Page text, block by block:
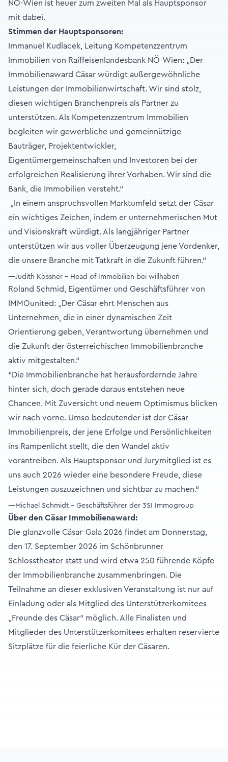
NÖ-Wien ist heuer zum zweiten Mal als Hauptsponsor
mit dabei.
Stimmen der Hauptsponsoren:
Immanuel Kudlacek, Leitung Kompetenzzentrum
Immobilien von Raiffeisenlandesbank NÖ-Wien: „Der
Immobilienaward Cäsar würdigt außergewöhnliche
Leistungen der Immobilienwirtschaft. Wir sind stolz,
diesen wichtigen Branchenpreis als Partner zu
unterstützen. Als Kompetenzzentrum Immobilien
begleiten wir gewerbliche und gemeinnützige
Bauträger, Projektentwickler,
Eigentümergemeinschaften und Investoren bei der
erfolgreichen Realisierung ihrer Vorhaben. Wir sind die
Bank, die Immobilien versteht.“
„In einem anspruchsvollen Marktumfeld setzt der Cäsar
ein wichtiges Zeichen, indem er unternehmerischen Mut
und Visionskraft würdigt. Als langjähriger Partner
unterstützen wir aus voller Überzeugung jene Vordenker,
die unsere Branche mit Tatkraft in die Zukunft führen.“
—Judith Kössner - Head of Immobilien bei willhaben
Roland Schmid, Eigentümer und Geschäftsführer von
IMMOunited: „Der Cäsar ehrt Menschen aus
Unternehmen, die in einer dynamischen Zeit
Orientierung geben, Verantwortung übernehmen und
die Zukunft der österreichischen Immobilienbranche
aktiv mitgestalten.“
“Die Immobilienbranche hat herausfordernde Jahre
hinter sich, doch gerade daraus entstehen neue
Chancen. Mit Zuversicht und neuem Optimismus blicken
wir nach vorne. Umso bedeutender ist der Cäsar
Immobilienpreis, der jene Erfolge und Persönlichkeiten
ins Rampenlicht stellt, die den Wandel aktiv
vorantreiben. Als Hauptsponsor und Jurymitglied ist es
uns auch 2026 wieder eine besondere Freude, diese
Leistungen auszuzeichnen und sichtbar zu machen.“
—Michael Schmidt - Geschäftsführer der 3SI Immogroup
Über den Cäsar Immobilienaward:
Die glanzvolle Cäsar-Gala 2026 findet am Donnerstag,
den 17. September 2026 im Schönbrunner
Schlosstheater statt und wird etwa 250 führende Köpfe
der Immobilienbranche zusammenbringen. Die
Teilnahme an dieser exklusiven Veranstaltung ist nur auf
Einladung oder als Mitglied des Unterstützerkomitees
„Freunde des Cäsar“ möglich. Alle Finalisten und
Mitglieder des Unterstützerkomitees erhalten reservierte
Sitzplätze für die feierliche Kür der Cäsaren.